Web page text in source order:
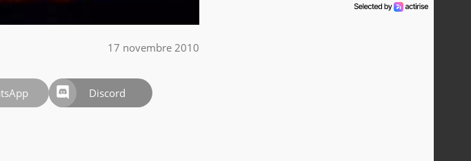
17 novembre 2010
Discord